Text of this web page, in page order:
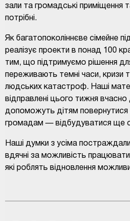
зали та громадські приміщення
потрібні.
Як багатопоколіннєве сімейне
реалізує проекти в понад 100
тим, що підтримуємо рішення
переживають темні часи, кризи
людських катастроф. Наші
відправлені цього тижня
допоможуть дітям повернутися
громадам — відбудуватися ще
Наші думки з усіма
вдячні за можливість
які роблять відновлення